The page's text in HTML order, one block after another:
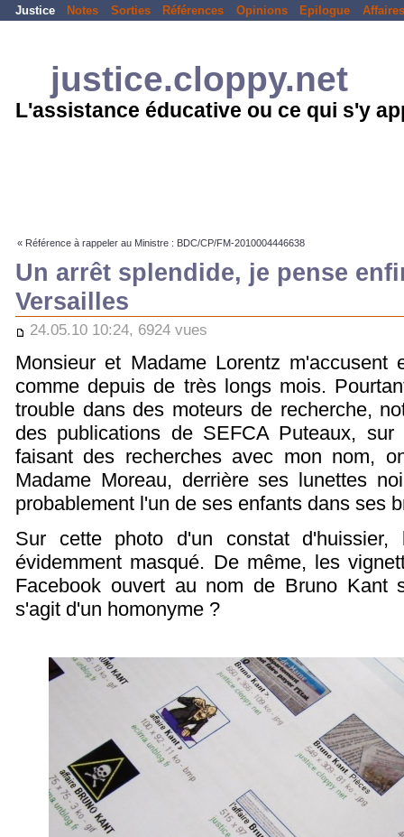
Justice Notes Sorties Références Opinions Epilogue Affaires
justice.cloppy.net
L'assistance éducative ou ce qui s'y
« Référence à rappeler au Ministre : BDC/CP/FM-2010004446638
Un arrêt splendide, je pense
Versailles
24.05.10 10:24, 6924 vues
Monsieur et Madame Lorentz m'accusent
comme depuis de très longs mois.
trouble dans des moteurs de recherche,
des publications de SEFCA Puteaux,
faisant des recherches avec mon nom,
Madame Moreau, derrière ses lunettes
probablement l'un de ses enfants dans ses
Sur cette photo d'un constat
évidemment masqué. De même, les
Facebook ouvert au nom de Bruno Kant
s'agit d'un homonyme ?